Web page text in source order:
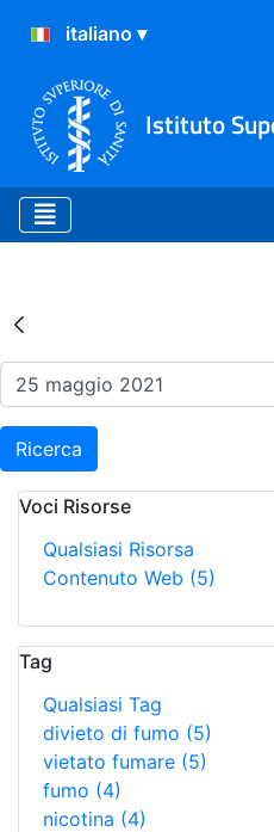
Istituto
Risultati
Ricerca
Voci Risorse
Qualsiasi Risorsa
Contenuto Web (5)
Tag
Qualsiasi Tag
divieto di fumo (5)
vietato fumare (5)
fumo (4)
nicotina (4)